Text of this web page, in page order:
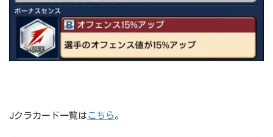
Jクラカード一覧は こちら 。